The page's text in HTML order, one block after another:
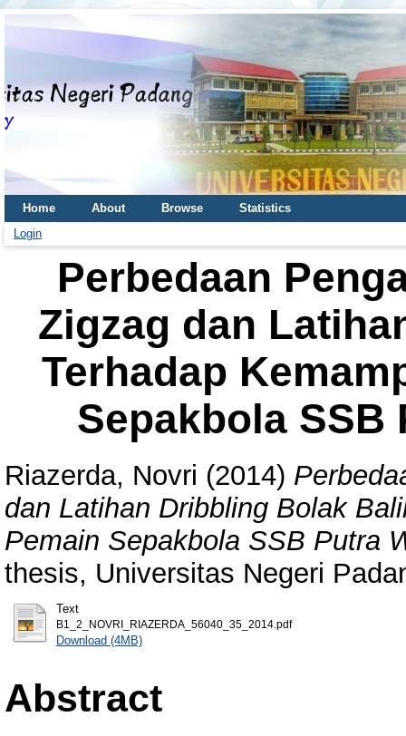
Home About Browse
Statistics
Login
Perbedaan
Zigzag dan
Terhadap
Sepakbola SSB
Riazerda, Novri (2014)
dan Latihan Dribbling Bolak
Pemain Sepakbola SSB Putra
thesis, Universitas Negeri
Text
B1_2_NOVRI_RIAZERDA_56040_35_2014.pdf
Download (4MB)
Abstract